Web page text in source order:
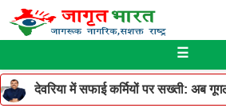
Skip
to
☰
देवरिया में सफाई कर्मियों पर सख्ती: अब